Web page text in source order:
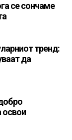
се сончаме
тренд:
да
освои